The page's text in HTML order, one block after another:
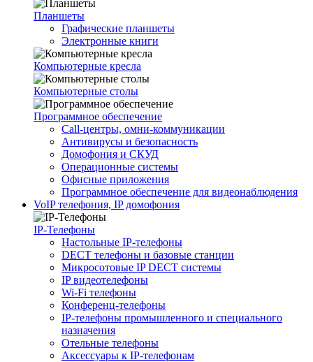
Планшеты
Графические планшеты
Электронные книги
Компьютерные кресла
Компьютерные столы
Программное обеспечение
Call-центры, омни-коммуникации
Антивирусы и безопасность
Домофония и СКУД
Операционные системы
Офисные приложения
Программное обеспечение для видеонаблюдения
VoIP телефония, IP домофония
IP-Телефоны
Настольные IP-телефоны
DECT телефоны и базовые станции
Микросотовые IP DECT системы
IP видеотелефоны
Wi-Fi телефоны
Конференц-телефоны
IP-телефоны промышленного и специального
назначения
Отельные телефоны
Аксессуары к IP-телефонам